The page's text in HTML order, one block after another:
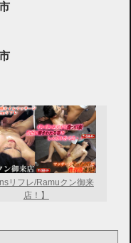
リフレ/Ramuクン御来
店！】